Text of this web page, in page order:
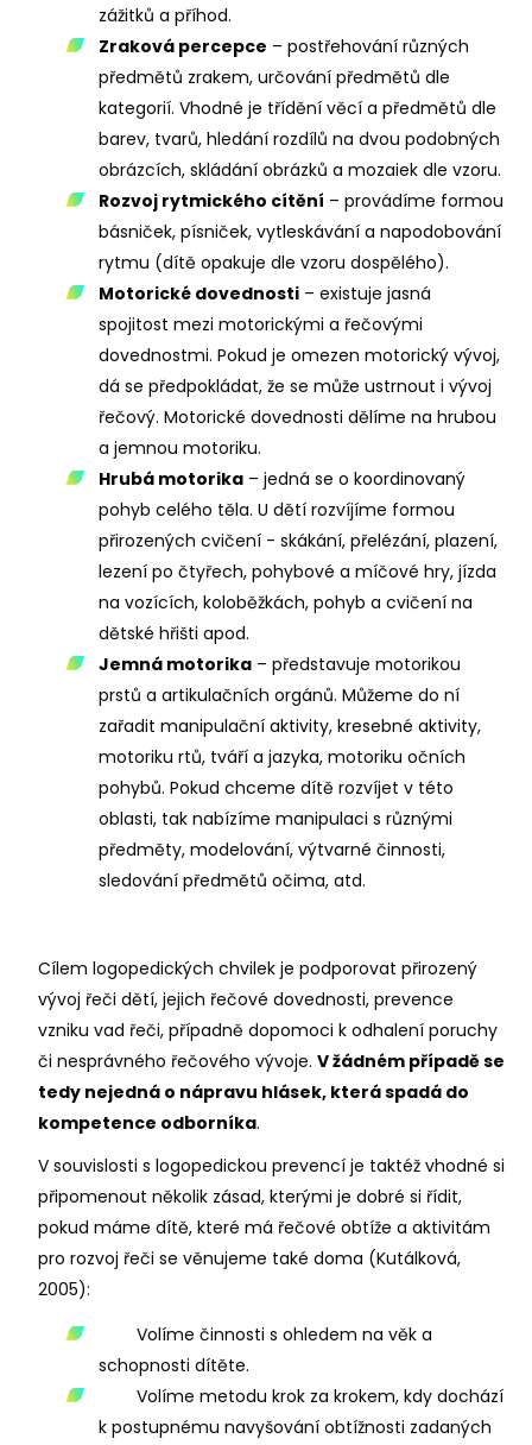
zážitků a příhod.
Zraková percepce – postřehování různých
předmětů zrakem, určování předmětů dle
kategorií. Vhodné je třídění věcí a předmětů dle
barev, tvarů, hledání rozdílů na dvou podobných
obrázcích, skládání obrázků a mozaiek dle vzoru.
Rozvoj rytmického cítění – provádíme formou
básniček, písniček, vytleskávání a napodobování
rytmu (dítě opakuje dle vzoru dospělého).
Motorické dovednosti – existuje jasná
spojitost mezi motorickými a řečovými
dovednostmi. Pokud je omezen motorický vývoj,
dá se předpokládat, že se může ustrnout i vývoj
řečový. Motorické dovednosti dělíme na hrubou
a jemnou motoriku.
Hrubá motorika – jedná se o koordinovaný
pohyb celého těla. U dětí rozvíjíme formou
přirozených cvičení - skákání, přelézání, plazení,
lezení po čtyřech, pohybové a míčové hry, jízda
na vozících, koloběžkách, pohyb a cvičení na
dětské hřišti apod.
Jemná motorika – představuje motorikou
prstů a artikulačních orgánů. Můžeme do ní
zařadit manipulační aktivity, kresebné aktivity,
motoriku rtů, tváří a jazyka, motoriku očních
pohybů. Pokud chceme dítě rozvíjet v této
oblasti, tak nabízíme manipulaci s různými
předměty, modelování, výtvarné činnosti,
sledování předmětů očima, atd.
Cílem logopedických chvilek je podporovat přirozený
vývoj řeči dětí, jejich řečové dovednosti, prevence
vzniku vad řeči, případně dopomoci k odhalení poruchy
či nesprávného řečového vývoje.V žádném případě se
tedy nejedná o nápravu hlásek, která spadá do
kompetence odborníka.
V souvislosti s logopedickou prevencí je taktéž vhodné si
připomenout několik zásad, kterými je dobré si řídit,
pokud máme dítě, které má řečové obtíže a aktivitám
pro rozvoj řeči se věnujeme také doma (Kutálková,
2005):
Volíme činnosti s ohledem na věk a
schopnosti dítěte.
Volíme metodu krok za krokem, kdy dochází
k postupnému navyšování obtížnosti zadaných